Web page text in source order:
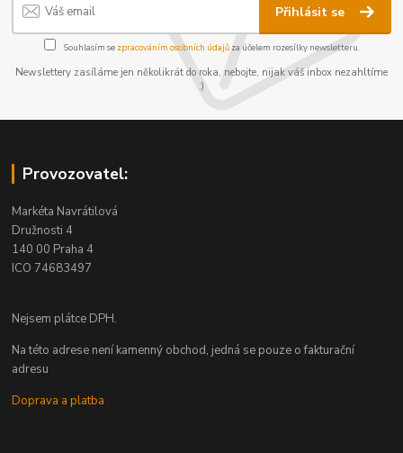
Přihlásit se
Souhlasím se zpracováním osobních údajůza účelem rozesílky newsletteru.
Newslettery zasíláme jen několikrát do roka, nebojte, nijak váš inbox nezahltíme
:)
Provozovatel:
Markéta Navrátilová
Družnosti 4
140 00 Praha 4
ICO 74683497
Nejsem plátce DPH.
Na této adrese není kamenný obchod, jedná se pouze o fakturační
adresu
Doprava a platba